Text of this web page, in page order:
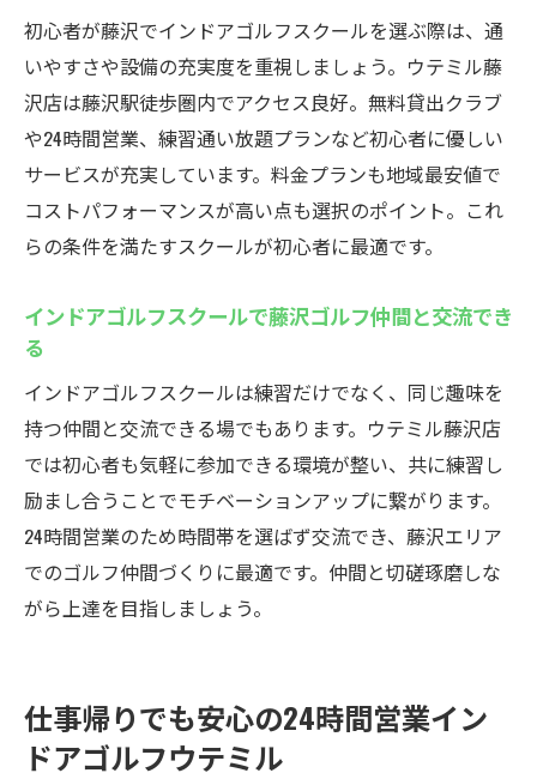
ング解析
初心者も安心の藤沢インドアゴルフスクー
ル設備紹介
シミュレーションゴルフでリアルな練習が
できる施設
インドアゴルフスクールの先進設備で技術
初心者が藤沢でインドアゴルフスクールを選ぶ際は、通
いやすさや設備の充実度を重視しましょう。ウテミル藤
沢店は藤沢駅徒歩圏内でアクセス良好。無料貸出クラブ
や24時間営業、練習通い放題プランなど初心者に優しい
サービスが充実しています。料金プランも地域最安値で
コストパフォーマンスが高い点も選択のポイント。これ
らの条件を満たすスクールが初心者に最適です。
インドアゴルフスクールで藤沢ゴルフ仲間と交流でき
る
インドアゴルフスクールは練習だけでなく、同じ趣味を
持つ仲間と交流できる場でもあります。ウテミル藤沢店
では初心者も気軽に参加できる環境が整い、共に練習し
励まし合うことでモチベーションアップに繋がります。
24時間営業のため時間帯を選ばず交流でき、藤沢エリア
でのゴルフ仲間づくりに最適です。仲間と切磋琢磨しな
がら上達を目指しましょう。
仕事帰りでも安心の24時間営業イン
ドアゴルフウテミル